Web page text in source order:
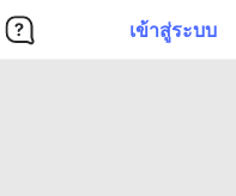
เข้าสู่ระบบ